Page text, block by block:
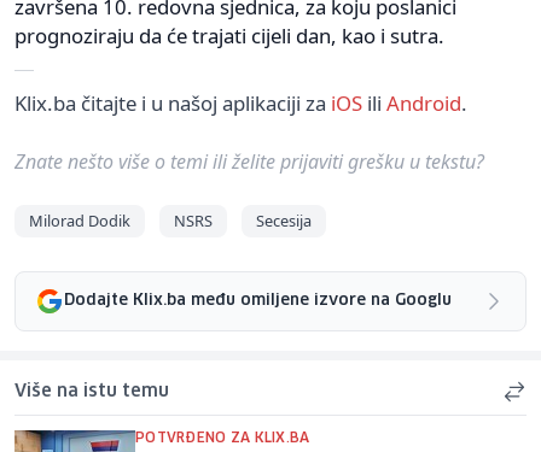
završena 10. redovna sjednica, za koju poslanici
prognoziraju da će trajati cijeli dan, kao i sutra.
Klix.ba čitajte i u našoj aplikaciji za iOS ili Android.
Znate nešto više o temi ili želite prijaviti grešku u tekstu?
Milorad Dodik NSRS Secesija
Dodajte Klix.ba među omiljene izvore na Googlu
Više na istu temu
POTVRĐENO ZA KLIX.BA